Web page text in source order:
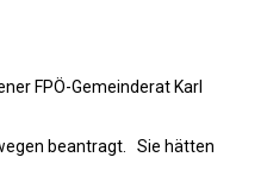
FPÖ-Gemeinderat Karl
beantragt. Sie hätten